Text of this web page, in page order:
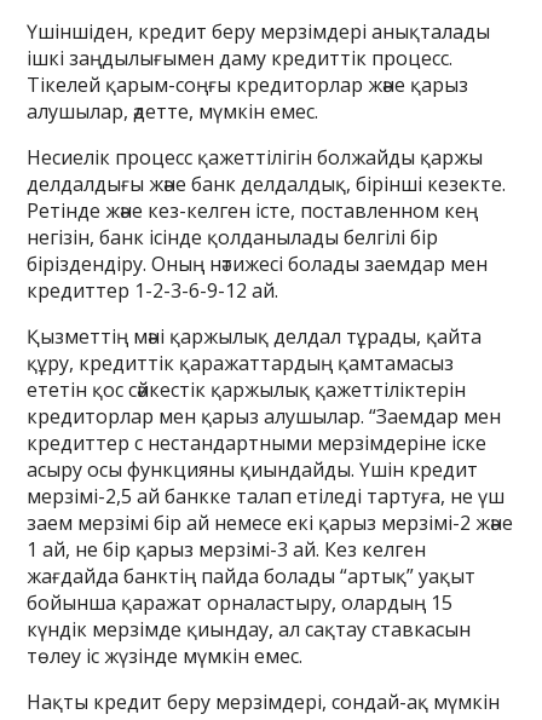
Үшіншіден, кредит беру мерзімдері анықталады
ішкі заңдылығымен даму кредиттік процесс.
Тікелей қарым-соңғы кредиторлар және қарыз
алушылар, әдетте, мүмкін емес.
Несиелік процесс қажеттілігін болжайды қаржы
делдалдығы және банк делдалдық, бірінші кезекте.
Ретінде және кез-келген істе, поставленном кең
негізін, банк ісінде қолданылады белгілі бір
біріздендіру. Оның нәтижесі болады заемдар мен
кредиттер 1-2-3-6-9-12 ай.
Қызметтің мәні қаржылық делдал тұрады, қайта
құру, кредиттік қаражаттардың қамтамасыз
ететін қос сәйкестік қаржылық қажеттіліктерін
кредиторлар мен қарыз алушылар. “Заемдар мен
кредиттер с нестандартными мерзімдеріне іске
асыру осы функцияны қиындайды. Үшін кредит
мерзімі-2,5 ай банкке талап етіледі тартуға, не үш
заем мерзімі бір ай немесе екі қарыз мерзімі-2 және
1 ай, не бір қарыз мерзімі-3 ай. Кез келген
жағдайда банктің пайда болады “артық” уақыт
бойынша қаражат орналастыру, олардың 15
күндік мерзімде қиындау, ал сақтау ставкасын
төлеу іс жүзінде мүмкін емес.
Нақты кредит беру мерзімдері, сондай-ақ мүмкін